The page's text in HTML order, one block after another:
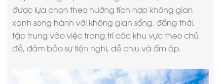
được lựa chọn theo hướng tích hợp không gian
xanh song hành với không gian sống, đồng thời,
tập trung vào việc trang trí các khu vực theo chủ
đề, đảm bảo sự tiện nghi, dễ chịu và ấm áp.